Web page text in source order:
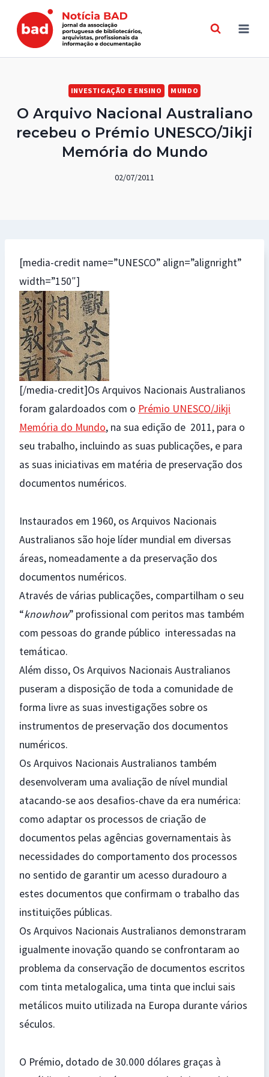
content
INVESTIGAÇÃO E ENSINO MUNDO
O Arquivo Nacional Australiano
recebeu o Prémio UNESCO/Jikji
Memória do Mundo
02/07/2011
[media-credit name=”UNESCO” align=”alignright”
width=”150″]
[/media-credit]Os Arquivos Nacionais Australianos
foram galardoados com o Prémio UNESCO/Jikji
Memória do Mundo, na sua edição de 2011, para o
seu trabalho, incluindo as suas publicações, e para
as suas iniciativas em matéria de preservação dos
documentos numéricos.
Instaurados em 1960, os Arquivos Nacionais
Australianos são hoje líder mundial em diversas
áreas, nomeadamente a da preservação dos
documentos numéricos.
Através de várias publicações, compartilham o seu
“knowhow” profissional com peritos mas também
com pessoas do grande público interessadas na
temáticao.
Além disso, Os Arquivos Nacionais Australianos
puseram a disposição de toda a comunidade de
forma livre as suas investigações sobre os
instrumentos de preservação dos documentos
numéricos.
Os Arquivos Nacionais Australianos também
desenvolveram uma avaliação de nível mundial
atacando-se aos desafios-chave da era numérica:
como adaptar os processos de criação de
documentos pelas agências governamentais às
necessidades do comportamento dos processos
no sentido de garantir um acesso duradouro a
estes documentos que confirmam o trabalho das
instituições públicas.
Os Arquivos Nacionais Australianos demonstraram
igualmente inovação quando se confrontaram ao
problema da conservação de documentos escritos
com tinta metalogalica, uma tinta que inclui sais
metálicos muito utilizada na Europa durante vários
séculos.
O Prémio, dotado de 30.000 dólares graças à